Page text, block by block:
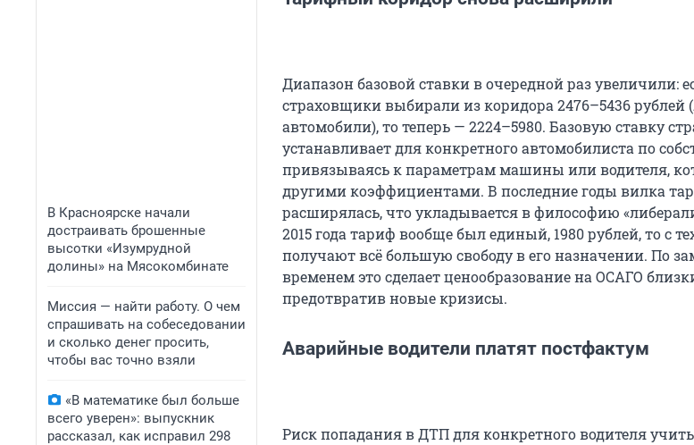
В Красноярске начали
достраивать брошенные
высотки «Изумрудной
долины» на Мясокомбинате
Миссия — найти работу. О чем
спрашивать на собеседовании
и сколько денег просить,
чтобы вас точно взяли
«В математике был больше
всего уверен»: выпускник
рассказал, как исправил 298
Диапазон базовой ставки в очередной раз увеличили:
страховщики выбирали из коридора 2476–5436 рублей
автомобили), то теперь — 2224–5980. Базовую ставку
устанавливает для конкретного автомобилиста по
привязываясь к параметрам машины или водителя,
другими коэффициентами. В последние годы вилка
расширялась, что укладывается в философию
2015 года тариф вообще был единый, 1980 рублей, то с
получают всё большую свободу в его назначении. По
временем это сделает ценообразование на ОСАГО
предотвратив новые кризисы.
Аварийные водители платят постфактум
Риск попадания в ДТП для конкретного водителя